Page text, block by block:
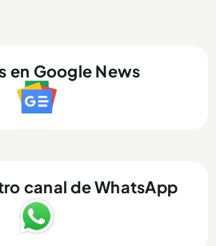
en Google News
canal de WhatsApp